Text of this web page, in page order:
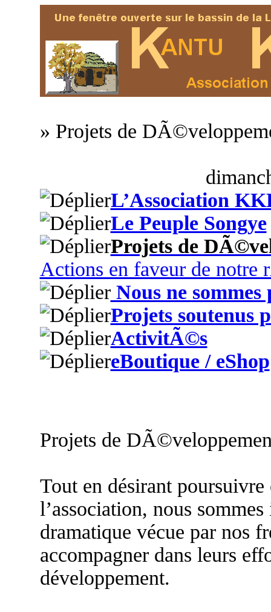
» Projets de
L’Association
Le Peuple Songye
Projets de
Actions en faveur de notre
Nous ne sommes
Projets soutenus
ActivitÃ©s
eBoutique / eShop
Projets de
Tout en désirant
l’association, nous
dramatique vécue par nos
accompagner dans leurs
développement.